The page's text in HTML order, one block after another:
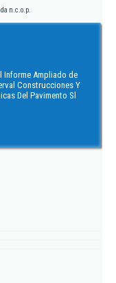
n.c.o.p.
Informe Ampliado de
Construcciones Y
Del Pavimento Sl